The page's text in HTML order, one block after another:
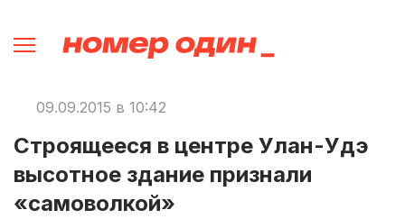
09.09.2015 в 10:42
Строящееся в центре Улан-Удэ
высотное здание признали
«самоволкой»